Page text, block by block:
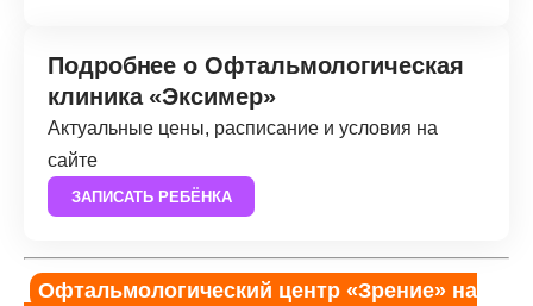
Подробнее о Офтальмологическая
клиника «Эксимер»
Актуальные цены, расписание и условия на
сайте
ЗАПИСАТЬ РЕБЁНКА
Офтальмологический центр «Зрение» на